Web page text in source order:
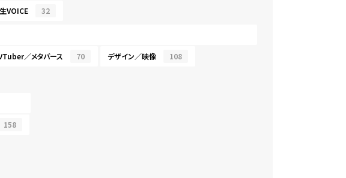
VOICE 32
／メタバース 70 デザイン／映像 108
158